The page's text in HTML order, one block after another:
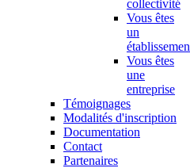
collectivité
Vous êtes
un
Vous êtes
une
entreprise
Témoignages
Modalités d'inscription
Documentation
Contact
Partenaires